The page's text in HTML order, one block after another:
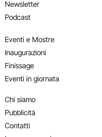
Newsletter
Podcast
Eventi e Mostre
Inaugurazioni
Finissage
Eventi in giornata
Chi siamo
Pubblicità
Contatti